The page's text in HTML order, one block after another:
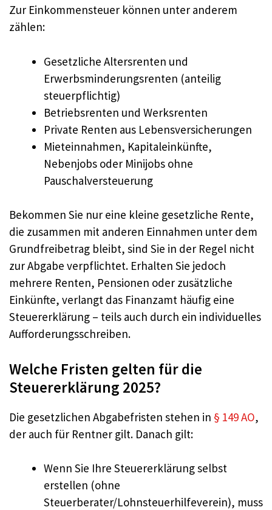
Zur Einkommensteuer können unter anderem
zählen:
Gesetzliche Altersrenten und
Erwerbsminderungsrenten (anteilig
steuerpflichtig)
Betriebsrenten und Werksrenten
Private Renten aus Lebensversicherungen
Mieteinnahmen, Kapitaleinkünfte,
Nebenjobs oder Minijobs ohne
Pauschalversteuerung
Bekommen Sie nur eine kleine gesetzliche Rente,
die zusammen mit anderen Einnahmen unter dem
Grundfreibetrag bleibt, sind Sie in der Regel nicht
zur Abgabe verpflichtet. Erhalten Sie jedoch
mehrere Renten, Pensionen oder zusätzliche
Einkünfte, verlangt das Finanzamt häufig eine
Steuererklärung – teils auch durch ein individuelles
Aufforderungsschreiben.
Welche Fristen gelten für die
Steuererklärung 2025?
Die gesetzlichen Abgabefristen stehen in § 149 AO,
der auch für Rentner gilt. Danach gilt:
Wenn Sie Ihre Steuererklärung selbst
erstellen (ohne
Steuerberater/Lohnsteuerhilfeverein), muss